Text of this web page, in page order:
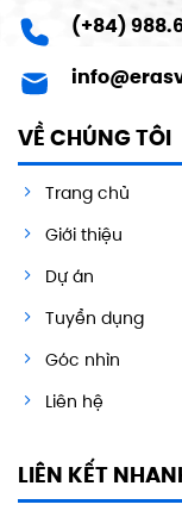
(+84)
VỀ CHÚNG TÔI
Trang chủ
Giới thiệu
Dự án
Tuyển dụng
Góc nhìn
Liên hệ
LIÊN KẾT